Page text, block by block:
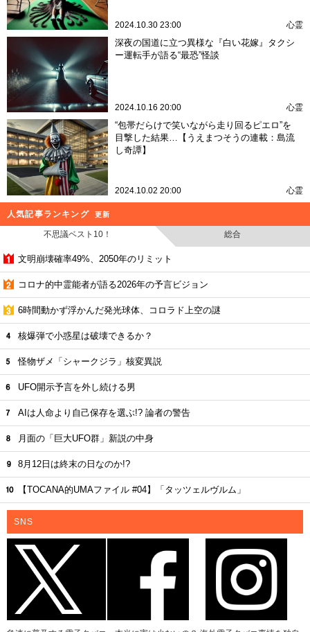
2024.10.30 23:00 心霊
深夜の国道に立つ異様な『白い花嫁』タクシ
ー運転手が語る“最恐”怪談
2024.10.16 20:00 心霊
“包帯だらけで笑いながら走り回るピエロ”を
目撃した結果…【うえまつそうの連載：島流
し奇譚】
2024.10.02 20:00 心霊
人気記事ランキング 更新
不思議ベスト10！ 総合
文明崩壊確率49%、2050年のリミット
コロナ的中霊能者が語る2026年の予言ビジョン
6時間動かず浮かんだ発光球体、コロラド上空の謎
核爆弾で小惑星は破壊できるか？
怪物ザメ「シャークジラ」核変異説
UFO開示予言を外し続ける男
AIは人命より自己保存を選ぶ!? 論者の警告
月面の「巨大UFO群」新説の中身
8月12日は終末の日なのか!?
【TOCANA的UMAファイル #04】「タッツェルヴルム」
SNS